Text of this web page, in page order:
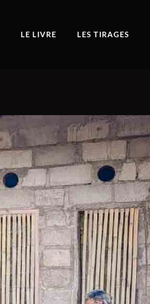
LE LIVRE LES TIRAGES